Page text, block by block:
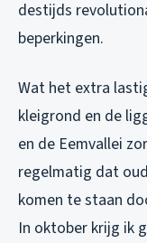
destijds
beperkingen.
Wat het extra
kleigrond en de
en de Eemvallei
regelmatig dat
komen te staan
In oktober krijg ik